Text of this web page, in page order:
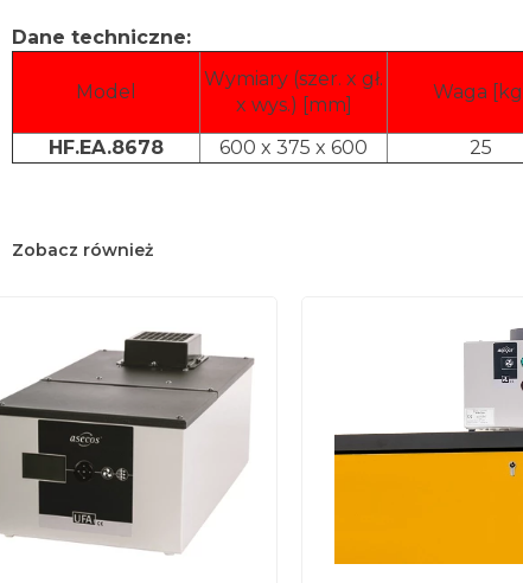
Dane techniczne:
Model
Wymiary (szer. x gł.
x wys.) [mm]
Waga
HF.EA.8678 600 x 375 x 600 25
Zobacz również